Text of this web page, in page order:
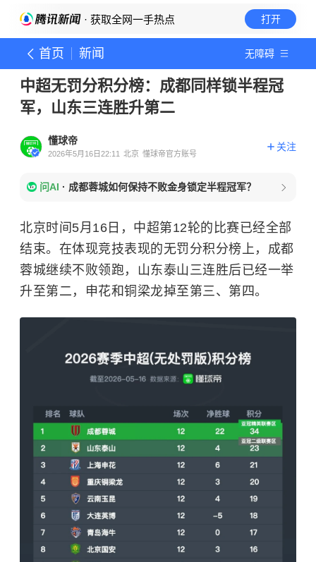
· 获取全网一手热点 打开
首页 新闻 无障碍
中超无罚分积分榜：成都同样锁半程冠
军，山东三连胜升第二
懂球帝
2026年5月16日22:11 北京 懂球帝官方账号
关注
问AI · 成都蓉城如何保持不败金身锁定半程冠军？
北京时间5月16日，中超第12轮的比赛已经全部
结束。在体现竞技表现的无罚分积分榜上，成都
蓉城继续不败领跑，山东泰山三连胜后已经一举
升至第二，申花和铜梁龙掉至第三、第四。